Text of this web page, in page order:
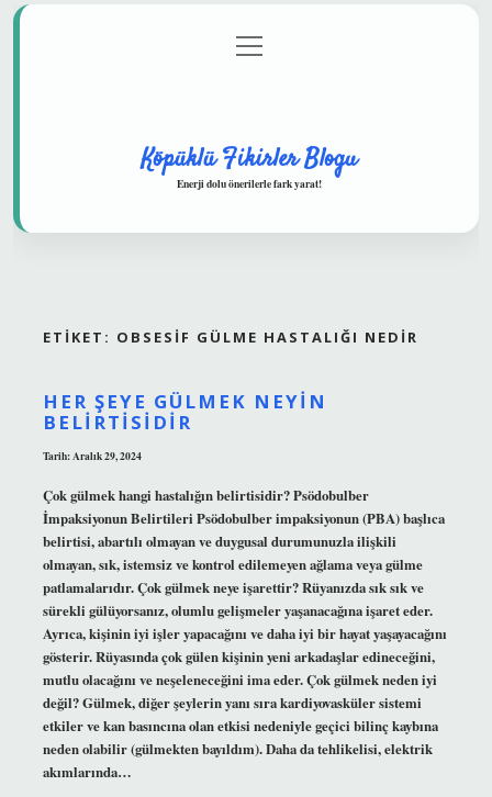
Gizlilik Politikası
menüyü
aç
Köpüklü Fikirler Blogu
Enerji dolu önerilerle fark yarat!
ETIKET: OBSESIF GÜLME HASTALIĞI NEDIR
HER ŞEYE GÜLMEK NEYIN
BELIRTISIDIR
Tarih: Aralık 29, 2024
Çok gülmek hangi hastalığın belirtisidir? Psödobulber
İmpaksiyonun Belirtileri Psödobulber impaksiyonun (PBA) başlıca
belirtisi, abartılı olmayan ve duygusal durumunuzla ilişkili
olmayan, sık, istemsiz ve kontrol edilemeyen ağlama veya gülme
patlamalarıdır. Çok gülmek neye işarettir? Rüyanızda sık sık ve
sürekli gülüyorsanız, olumlu gelişmeler yaşanacağına işaret eder.
Ayrıca, kişinin iyi işler yapacağını ve daha iyi bir hayat yaşayacağını
gösterir. Rüyasında çok gülen kişinin yeni arkadaşlar edineceğini,
mutlu olacağını ve neşeleneceğini ima eder. Çok gülmek neden iyi
değil? Gülmek, diğer şeylerin yanı sıra kardiyovasküler sistemi
etkiler ve kan basıncına olan etkisi nedeniyle geçici bilinç kaybına
neden olabilir (gülmekten bayıldım). Daha da tehlikelisi, elektrik
akımlarında…